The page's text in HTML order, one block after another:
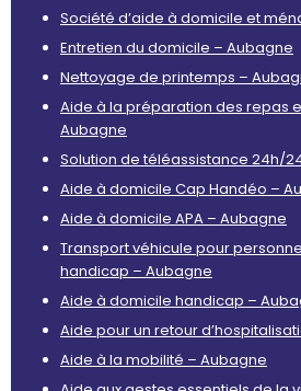
Société d’aide à domicile et
Entretien du domicile – Aubagne
Nettoyage de printemps –
Aide à la préparation des repas
Aubagne
Solution de téléassistance 24h/
Aide à domicile Cap Handéo –
Aide à domicile APA – Aubagne
Transport véhicule pour
handicap – Aubagne
Aide à domicile handicap –
Aide pour un retour
Aide à la mobilité – Aubagne